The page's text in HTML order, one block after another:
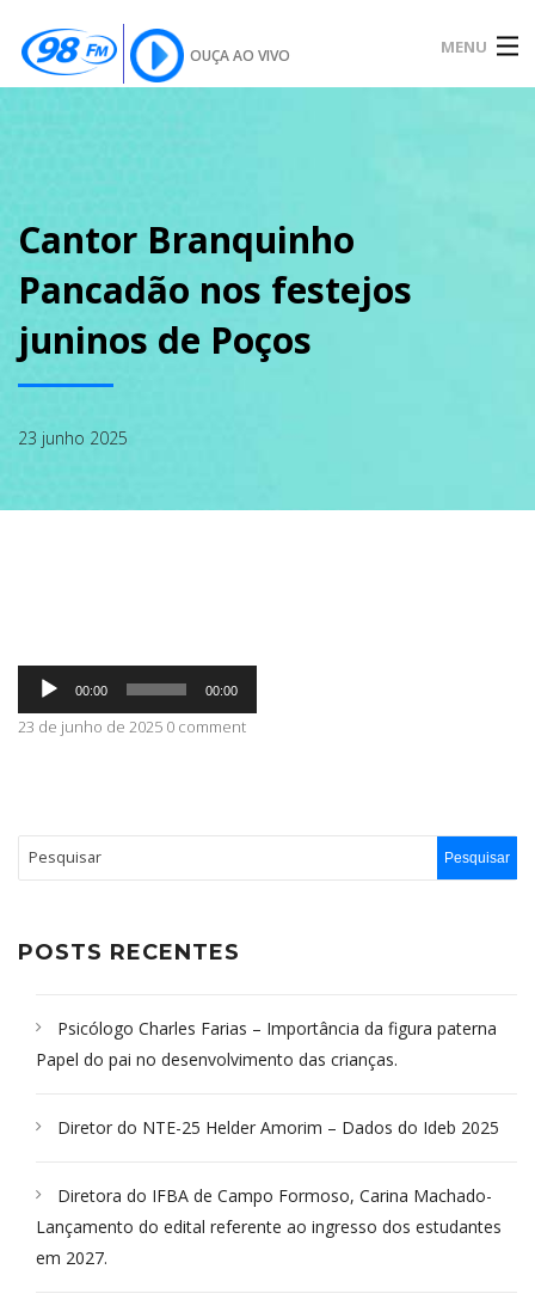
OUÇA AO VIVO MENU
SOBRE
CONTATO
Cantor Branquinho
Pancadão nos festejos
juninos de Poços
23 junho 2025
Tocador
áudio
00:00 00:00
23 de junho de 2025 0 comment
POSTS RECENTES
Psicólogo Charles Farias – Importância da figura paterna
Papel do pai no desenvolvimento das crianças.
Diretor do NTE-25 Helder Amorim – Dados do Ideb 2025
Diretora do IFBA de Campo Formoso, Carina Machado-
Lançamento do edital referente ao ingresso dos estudantes
em 2027.